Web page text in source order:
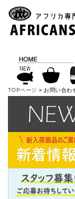
TOPページ > お問い合わ